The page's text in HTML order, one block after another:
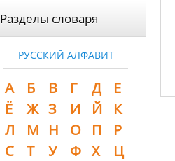
Разделы словаря
РУССКИЙ АЛФАВИТ
А Б В Г Д
Е
Ё
Ж З И Й
К
Л
М Н О П
Р
С
Т У Ф Х
Ц